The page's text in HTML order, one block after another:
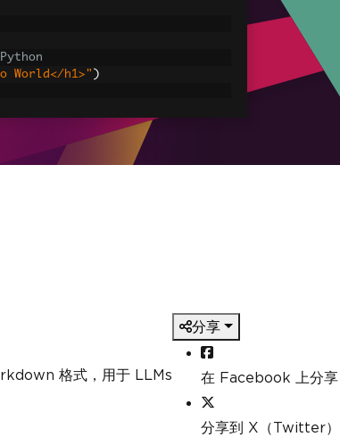
World</h1>" )
格式，用于 LLMs
分享
在 Facebook 上分享
分享到 X（Twitter）